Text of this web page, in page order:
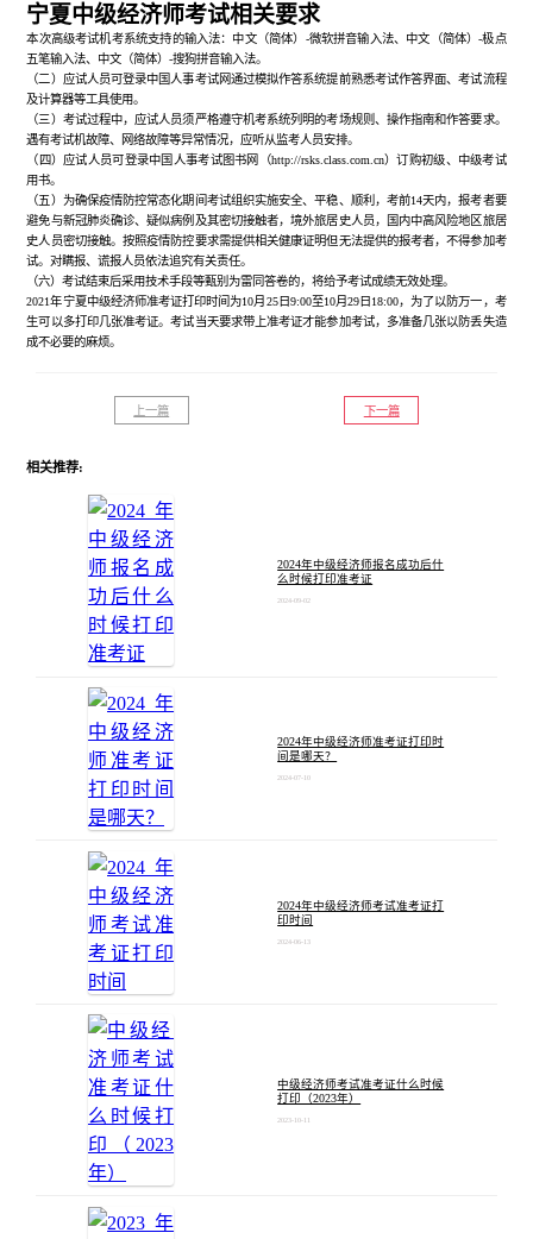
宁夏中级经济师考试相关要求
本次高级考试机考系统支持的输入法：中文（简体）-微软拼音输入法、中文（简体）-极点
五笔输入法、中文（简体）-搜狗拼音输入法。
（二）应试人员可登录中国人事考试网通过模拟作答系统提前熟悉考试作答界面、考试流程
及计算器等工具使用。
（三）考试过程中，应试人员须严格遵守机考系统列明的考场规则、操作指南和作答要求。
遇有考试机故障、网络故障等异常情况，应听从监考人员安排。
（四）应试人员可登录中国人事考试图书网（http://rsks.class.com.cn）订购初级、中级考试
用书。
（五）为确保疫情防控常态化期间考试组织实施安全、平稳、顺利，考前14天内，报考者要
避免与新冠肺炎确诊、疑似病例及其密切接触者，境外旅居史人员，国内中高风险地区旅居
史人员密切接触。按照疫情防控要求需提供相关健康证明但无法提供的报考者，不得参加考
试。对瞒报、谎报人员依法追究有关责任。
（六）考试结束后采用技术手段等甄别为雷同答卷的，将给予考试成绩无效处理。
2021年宁夏中级经济师准考证打印时间为10月25日9:00至10月29日18:00，为了以防万一，考
生可以多打印几张准考证。考试当天要求带上准考证才能参加考试，多准备几张以防丢失造
成不必要的麻烦。
上一篇 下一篇
相关推荐:
2024年中级经济师报名成功后什
么时候打印准考证
2024-09-02
2024年中级经济师准考证打印时
间是哪天？
2024-07-10
2024年中级经济师考试准考证打
印时间
2024-06-13
中级经济师考试准考证什么时候
打印（2023年）
2023-10-11